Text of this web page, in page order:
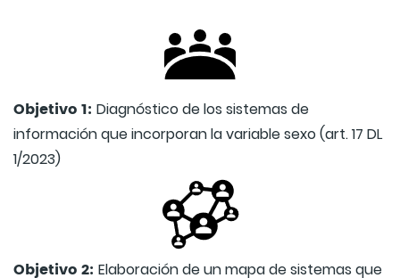
Objetivo 1: Diagnóstico de los sistemas de
información que incorporan la variable sexo (art. 17 DL
1/2023)
Objetivo 2: Elaboración de un mapa de sistemas que